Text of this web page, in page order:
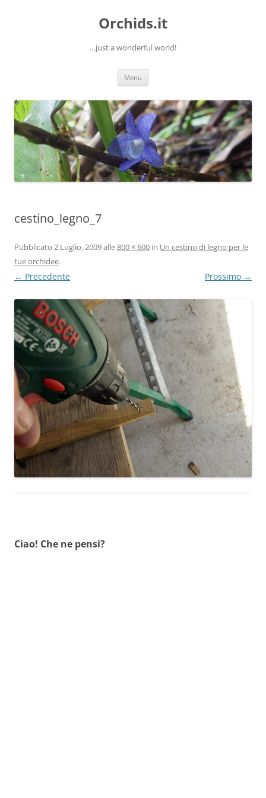
Orchids.it
…just a wonderful world!
Menu
cestino_legno_7
Pubblicato 2 Luglio, 2009alle800 × 600 in Un cestino di legno per le
tue orchidee.
← Precedente Prossimo →
Ciao! Che ne pensi?